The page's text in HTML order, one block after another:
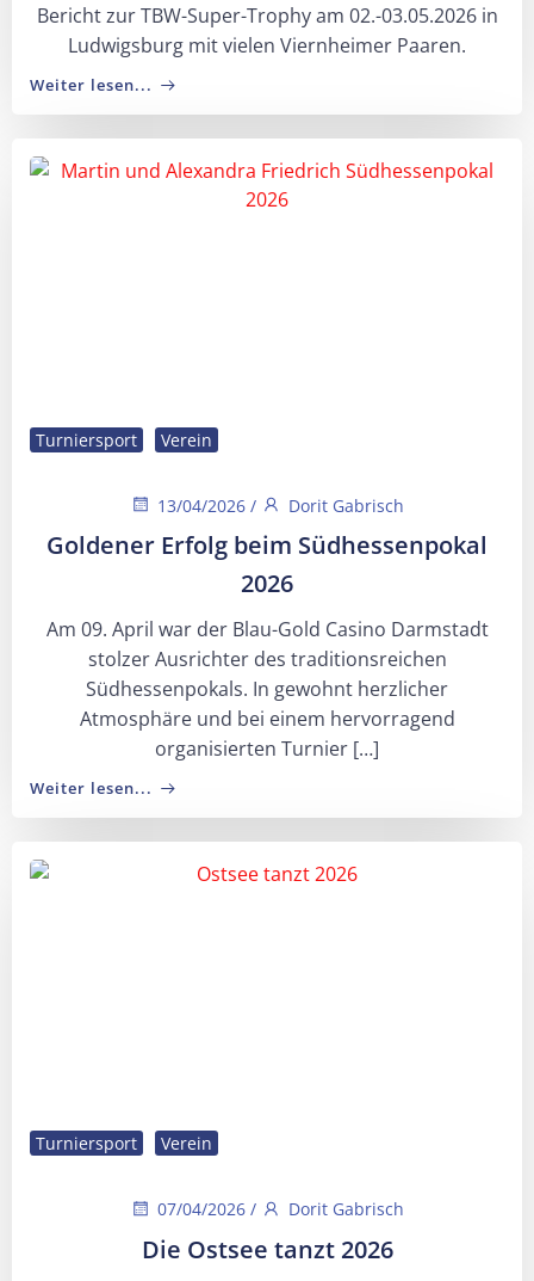
Bericht zur TBW-Super-Trophy am 02.-03.05.2026 in
Ludwigsburg mit vielen Viernheimer Paaren.
Weiter lesen...
Turniersport Verein
13/04/2026 / Dorit Gabrisch
Goldener Erfolg beim Südhessenpokal
2026
Am 09. April war der Blau-Gold Casino Darmstadt
stolzer Ausrichter des traditionsreichen
Südhessenpokals. In gewohnt herzlicher
Atmosphäre und bei einem hervorragend
organisierten Turnier […]
Weiter lesen...
Turniersport Verein
07/04/2026 / Dorit Gabrisch
Die Ostsee tanzt 2026